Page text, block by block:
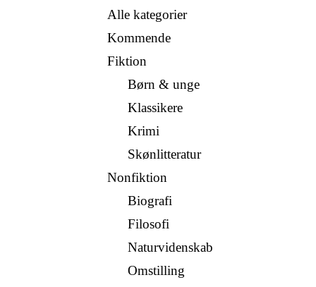
Alle kategorier
Kommende
Fiktion
Børn & unge
Klassikere
Krimi
Skønlitteratur
Nonfiktion
Biografi
Filosofi
Naturvidenskab
Omstilling